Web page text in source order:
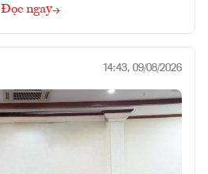
Đọc ngay
14:43, 09/08/2026